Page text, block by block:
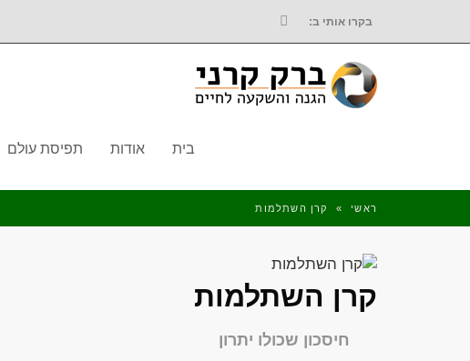
בקרו אותי ב:
FACEBOOK
בית אודות תפיסת עולם
ראשי » קרן השתלמות
קרן השתלמות
חיסכון שכולו יתרון